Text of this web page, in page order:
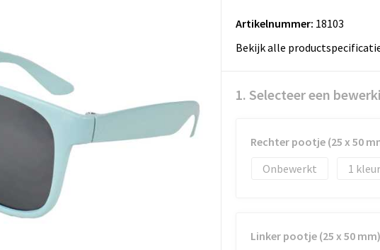
Artikelnummer: 18103
Bekijk alle
1. Selecteer een
Rechter pootje (25 x 50
Onbewerkt
1
Linker pootje (25 x 50 mm)